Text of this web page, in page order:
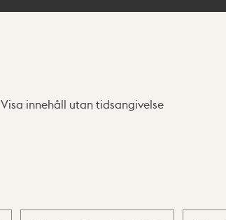
Visa innehåll utan tidsangivelse